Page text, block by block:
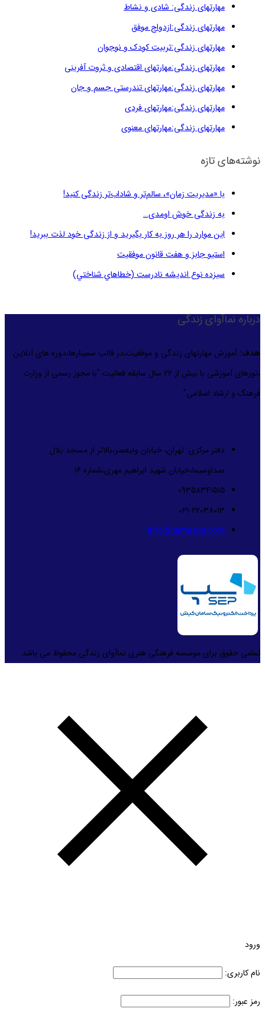
مهارتهای زندگی: شادی و نشاط
مهارتهای زندگی:ازدواج موفق
مهارتهای زندگی:تربیت کودک و نوجوان
مهارتهای زندگی:مهارتهای اقتصادی و ثروت آفرینی
مهارتهای زندگی:مهارتهای تندرستی جسم و جان
مهارتهای زندگی:مهارتهای فردی
مهارتهای زندگی:مهارتهای معنوی
نوشته‌های تازه
با «مدیریت زمان»، سالم‌تر و شاداب‌تر زندگی کنید!
به زندگی خوش اومدی…
این موارد را هر روز به کار بگیرید و از زندگی خود لذت ببرید!
استیو جابز و هفت قانون موفقیت
سيزده نوع انديشه نادرست (خطاهاي شناختي)
درباره نماآوای زندگی
هدف:آموزش مهارتهای زندگی و موفقیت،در قالب سمینارها،دوره های آنلاین
،تورهای آموزشی با بیش از 22 سال سابقه فعالیت.”با مجوز رسمی از وزارت
فرهنگ و ارشاد اسلامی”
دفتر مرکزی: تهران، خیابان ولیعصر،بالاتر از مسجد بلال
صداوسیما،خیابان شهید ابراهیم مهری،شماره 16
09358341515
021-22038013
info@namaava.com
تمامی حقوق برای موسسه فرهنگی هنری نماآوای زندگی محفوظ می باشد.
ورود
نام کاربری:
رمز عبور: